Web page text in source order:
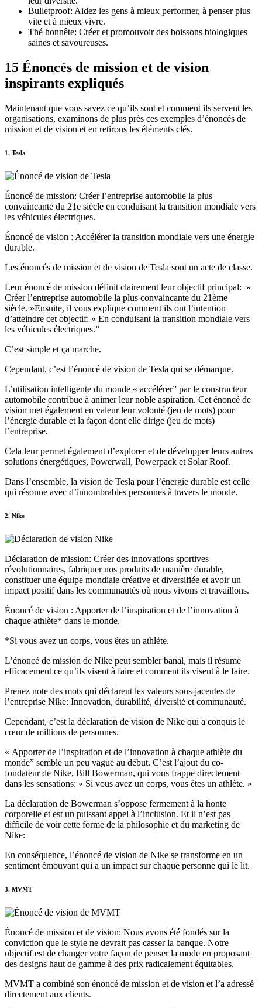
Bulletproof: Aidez les gens à mieux performer, à penser plus
vite et à mieux vivre.
Thé honnête: Créer et promouvoir des boissons biologiques
saines et savoureuses.
15 Énoncés de mission et de vision
inspirants expliqués
Maintenant que vous savez ce qu’ils sont et comment ils servent les
organisations, examinons de plus près ces exemples d’énoncés de
mission et de vision et en retirons les éléments clés.
1. Tesla
Énoncé de mission: Créer l’entreprise automobile la plus
convaincante du 21e siècle en conduisant la transition mondiale vers
les véhicules électriques.
Énoncé de vision : Accélérer la transition mondiale vers une énergie
durable.
Les énoncés de mission et de vision de Tesla sont un acte de classe.
Leur énoncé de mission définit clairement leur objectif principal: »
Créer l’entreprise automobile la plus convaincante du 21ème
siècle. »Ensuite, il vous explique comment ils ont l’intention
d’atteindre cet objectif: « En conduisant la transition mondiale vers
les véhicules électriques.”
C’est simple et ça marche.
Cependant, c’est l’énoncé de vision de Tesla qui se démarque.
L’utilisation intelligente du monde « accélérer” par le constructeur
automobile contribue à animer leur noble aspiration. Cet énoncé de
vision met également en valeur leur volonté (jeu de mots) pour
l’énergie durable et la façon dont elle dirige (jeu de mots)
l’entreprise.
Cela leur permet également d’explorer et de développer leurs autres
solutions énergétiques, Powerwall, Powerpack et Solar Roof.
Dans l’ensemble, la vision de Tesla pour l’énergie durable est celle
qui résonne avec d’innombrables personnes à travers le monde.
2. Nike
Déclaration de mission: Créer des innovations sportives
révolutionnaires, fabriquer nos produits de manière durable,
constituer une équipe mondiale créative et diversifiée et avoir un
impact positif dans les communautés où nous vivons et travaillons.
Énoncé de vision : Apporter de l’inspiration et de l’innovation à
chaque athlète* dans le monde.
*Si vous avez un corps, vous êtes un athlète.
L’énoncé de mission de Nike peut sembler banal, mais il résume
efficacement ce qu’ils visent à faire et comment ils visent à le faire.
Prenez note des mots qui déclarent les valeurs sous-jacentes de
l’entreprise Nike: Innovation, durabilité, diversité et communauté.
Cependant, c’est la déclaration de vision de Nike qui a conquis le
cœur de millions de personnes.
« Apporter de l’inspiration et de l’innovation à chaque athlète du
monde” semble un peu vague au début. C’est l’ajout du co-
fondateur de Nike, Bill Bowerman, qui vous frappe directement
dans les sensations: « Si vous avez un corps, vous êtes un athlète. »
La déclaration de Bowerman s’oppose fermement à la honte
corporelle et est un puissant appel à l’inclusion. Et il n’est pas
difficile de voir cette forme de la philosophie et du marketing de
Nike:
En conséquence, l’énoncé de vision de Nike se transforme en un
sentiment émouvant qui a un impact sur chaque personne qui le lit.
3. MVMT
Énoncé de mission et de vision: Nous avons été fondés sur la
conviction que le style ne devrait pas casser la banque. Notre
objectif est de changer votre façon de penser la mode en proposant
des designs haut de gamme à des prix radicalement équitables.
MVMT a combiné son énoncé de mission et de vision et l’a adressé
directement aux clients.